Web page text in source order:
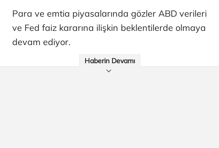
Para ve emtia piyasalarında gözler ABD verileri
ve Fed faiz kararına ilişkin beklentilerde olmaya
devam ediyor.
Haberin Devamı